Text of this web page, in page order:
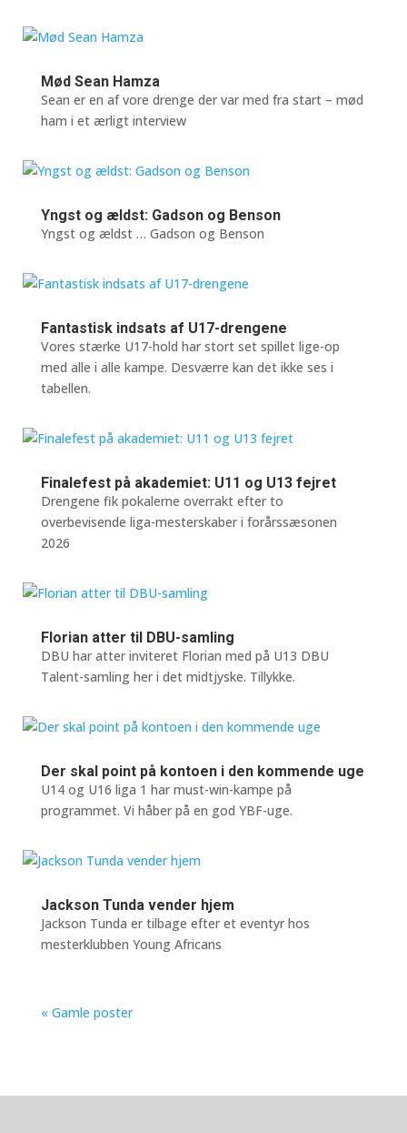
Mød Sean Hamza
Sean er en af vore drenge der var med fra start – mød
ham i et ærligt interview
Yngst og ældst: Gadson og Benson
Yngst og ældst … Gadson og Benson
Fantastisk indsats af U17-drengene
Vores stærke U17-hold har stort set spillet lige-op
med alle i alle kampe. Desværre kan det ikke ses i
tabellen.
Finalefest på akademiet: U11 og U13 fejret
Drengene fik pokalerne overrakt efter to
overbevisende liga-mesterskaber i forårssæsonen
2026
Florian atter til DBU-samling
DBU har atter inviteret Florian med på U13 DBU
Talent-samling her i det midtjyske. Tillykke.
Der skal point på kontoen i den kommende uge
U14 og U16 liga 1 har must-win-kampe på
programmet. Vi håber på en god YBF-uge.
Jackson Tunda vender hjem
Jackson Tunda er tilbage efter et eventyr hos
mesterklubben Young Africans
« Gamle poster